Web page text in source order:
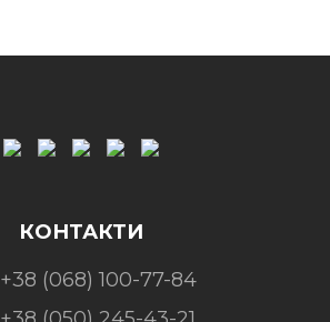
КОНТАКТИ
+38 (068) 100-77-84